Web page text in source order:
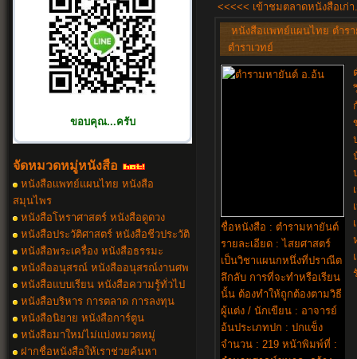
ขอบคุณ...ครับ
จัดหมวดหมู่หนังสือ
หนังสือเเพทย์แผนไทย หนังสือ
สมุนไพร
หนังสือโหราศาสตร์ หนังสือดูดวง
หนังสือประวัติศาสตร์ หนังสือชีวประวัติ
หนังสือพระเครื่อง หนังสือธรรมะ
หนังสืออนุสรณ์ หนังสืออนุสรณ์งานศพ
หนังสือแบบเรียน หนังสือความรู้ทั่วไป
หนังสือบริหาร การตลาด การลงทุน
หนังสือนิยาย หนังสือการ์ตูน
หนังสือมาใหม่ไม่แบ่งหมวดหม
ฝากชื่อหนังสือให้เราช่วยค้นหา
<<<<< เข้าชมตลาดหนังสือเ
หนังสือแพทย์แผนไทย ตำร
ตำราเวทย์
ชื่อหนังสือ : ตำรามหายันต์
รายละเอียด : ไสยศาสตร์
เป็นวิชาแผนกหนึ่งที่ปราณีต
ลึกลับ การที่จะทำหรือเรียน
นั้น ต้องทำให้ถูกต้องตามวิธี
ผู้แต่ง / นักเขียน : อาจารย์
อ้นประเภทปก : ปกแข็ง
จำนวน : 219 หน้าพิมพ์ที่ :